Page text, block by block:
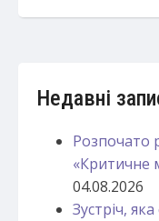
Недавні
Розпочато
«Критичне
04.08.2026
Зустріч,